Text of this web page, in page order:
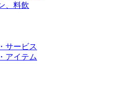
、料飲
サービス
アイテム